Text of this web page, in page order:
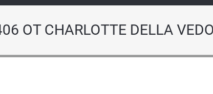
ОТ CHARLOTTE DELLA